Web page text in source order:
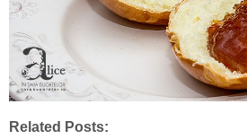
Related Posts: